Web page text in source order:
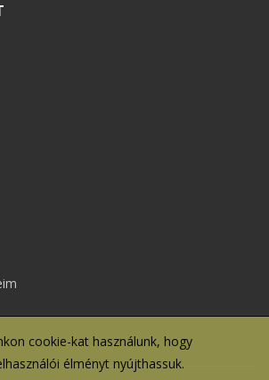
cookie-kat használunk, hogy
élményt nyújthassuk.